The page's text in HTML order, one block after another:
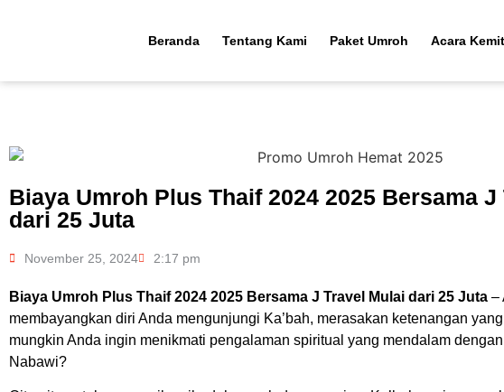
Beranda Tentang Kami Paket Umroh Acara
Biaya Umroh Plus Thaif 2024 2025 Bersama
dari 25 Juta
November 25, 2024 2:17 pm
Biaya Umroh Plus Thaif 2024 2025 Bersama J Travel Mulai dari 25 Juta –
membayangkan diri Anda mengunjungi Ka’bah, merasakan ketenangan
mungkin Anda ingin menikmati pengalaman spiritual yang mendalam
Nabawi?